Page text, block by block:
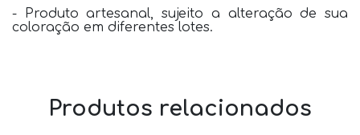
- Produto artesanal, sujeito a alteração de sua
coloração em diferentes lotes.
Produtos relacionados